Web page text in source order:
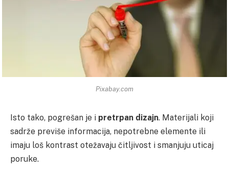
Pixabay.com
Isto tako, pogrešan je i pretrpan dizajn. Materijali koji
sadrže previše informacija, nepotrebne elemente ili
imaju loš kontrast otežavaju čitljivost i smanjuju uticaj
poruke.